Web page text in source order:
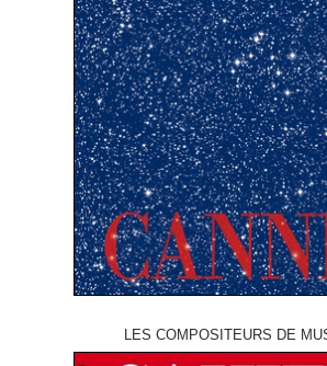
LES COMPOSITEURS DE